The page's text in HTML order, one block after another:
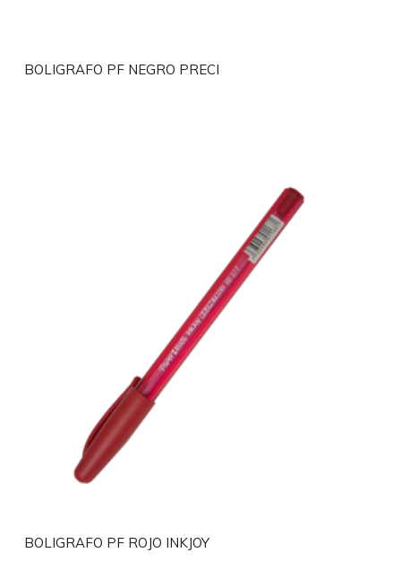
BOLIGRAFO PF NEGRO PRECI
BOLIGRAFO PF ROJO INKJOY